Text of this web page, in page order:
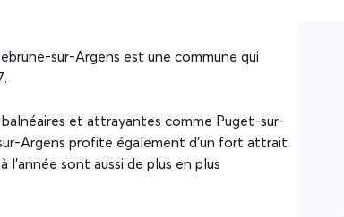
sur-Argens est une commune qui
et attrayantes comme Puget-sur-
Argens profite également d’un fort attrait
l’année sont aussi de plus en plus